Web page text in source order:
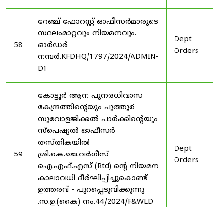
58
റേഞ്ച് ഫോറസ്റ്റ് ഓഫീസർമാരുടെ
സ്ഥലംമാറ്റവും നിയമനവും.
ഓർഡർ
നമ്പർ.KFDHQ/1797/2024/ADMIN-
D1
Dept
Orders
59
കോട്ടൂർ ആന പുനരധിവാസ
കേന്ദ്രത്തിന്റെയും പുത്തൂർ
സുവോളജിക്കൽ പാർക്കിന്റെയും
സ്പെഷ്യൽ ഓഫീസർ
തസ്തികയിൽ
ശ്രി.കെ.ജെ.വർഗീസ്
ഐ.എഫ്.എസ് (Rtd) ന്റെ നിയമന
കാലാവധി ദീർഘിപ്പിച്ചുകൊണ്ട്
ഉത്തരവ് - പുറപ്പെടുവിക്കുന്നു
.സ.ഉ.(കൈ) നം.44/2024/F&WLD
Dept
Orders